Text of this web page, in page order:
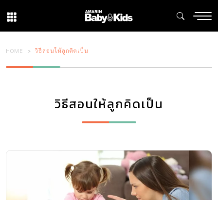
HOME วิธีสอนให้ลูกคิดเป็น
วิธีสอนให้ลูกคิดเป็น